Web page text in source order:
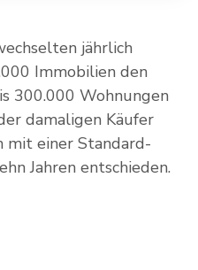
jährlich
Immobilien den
300.000 Wohnungen
damaligen Käufer
mit einer Standard-
Jahren entschieden.